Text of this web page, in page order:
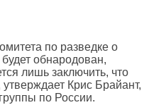
по разведке о
обнародован,
лишь заключить, что
утверждает Крис Брайант,
по России.